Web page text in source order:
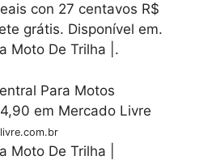
con 27 centavos R$
grátis. Disponível em.
Moto De Trilha |.
Moto De Trilha |